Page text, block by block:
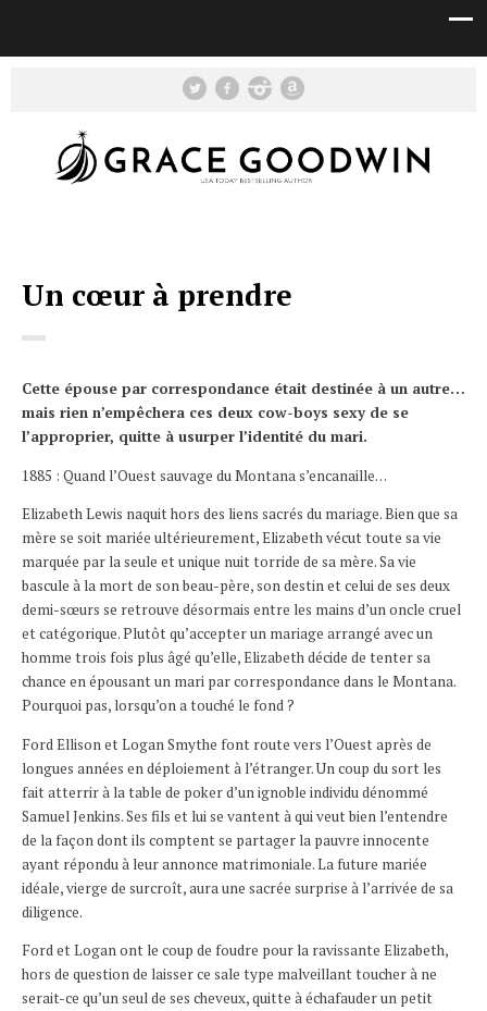
Un cœur à prendre
Cette épouse par correspondance était destinée à un autre…
mais rien n’empêchera ces deux cow-boys sexy de se
l’approprier, quitte à usurper l’identité du mari.
1885 : Quand l’Ouest sauvage du Montana s’encanaille…
Elizabeth Lewis naquit hors des liens sacrés du mariage. Bien que sa
mère se soit mariée ultérieurement, Elizabeth vécut toute sa vie
marquée par la seule et unique nuit torride de sa mère. Sa vie
bascule à la mort de son beau-père, son destin et celui de ses deux
demi-sœurs se retrouve désormais entre les mains d’un oncle cruel
et catégorique. Plutôt qu’accepter un mariage arrangé avec un
homme trois fois plus âgé qu’elle, Elizabeth décide de tenter sa
chance en épousant un mari par correspondance dans le Montana.
Pourquoi pas, lorsqu’on a touché le fond ?
Ford Ellison et Logan Smythe font route vers l’Ouest après de
longues années en déploiement à l’étranger. Un coup du sort les
fait atterrir à la table de poker d’un ignoble individu dénommé
Samuel Jenkins. Ses fils et lui se vantent à qui veut bien l’entendre
de la façon dont ils comptent se partager la pauvre innocente
ayant répondu à leur annonce matrimoniale. La future mariée
idéale, vierge de surcroît, aura une sacrée surprise à l’arrivée de sa
diligence.
Ford et Logan ont le coup de foudre pour la ravissante Elizabeth,
hors de question de laisser ce sale type malveillant toucher à ne
serait-ce qu’un seul de ses cheveux, quitte à échafauder un petit